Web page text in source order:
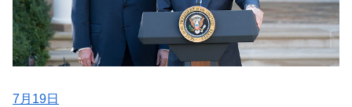
7月19日